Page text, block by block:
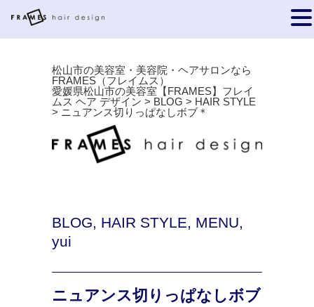
松山市の美容室・美容院・ヘアサロンなら
FRAMES（フレイムス）
愛媛県松山市の美容室【FRAMES】フレイ
ムス ヘア デザイン > BLOG > HAIR STYLE
> ニュアンス切りっぱなしボブ＊
BLOG, HAIR STYLE, MENU,
yui
ニュアンス切りっぱなしボブ